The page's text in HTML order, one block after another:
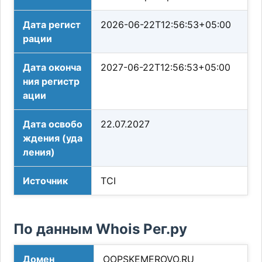
Дата регист
рации
2026-06-22T12:56:53+05:00
Дата оконча
ния регистр
ации
2027-06-22T12:56:53+05:00
Дата освобо
ждения (уда
ления)
22.07.2027
Источник TCI
По данным Whois Рег.ру
Домен OOPSKEMEROVO.RU